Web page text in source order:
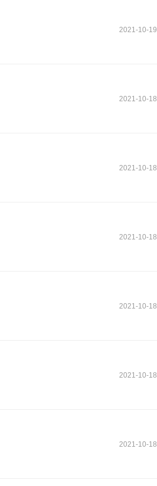
2021-10-19
2021-10-18
2021-10-18
2021-10-18
2021-10-18
2021-10-18
2021-10-18